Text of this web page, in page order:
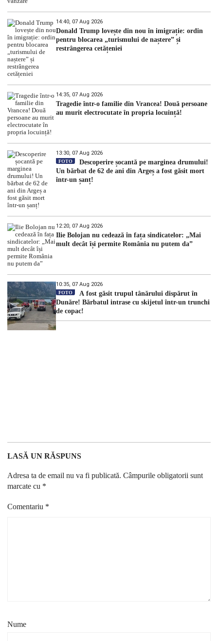
14:40, 07 Aug 2026
Donald Trump lovește din nou în imigrație: ordin
pentru blocarea „turismului de naștere” și
restrângerea cetățeniei
14:35, 07 Aug 2026
Tragedie într-o familie din Vrancea! Două persoane
au murit electrocutate în propria locuință!
13:30, 07 Aug 2026
FOTO
Descoperire șocantă pe marginea drumului!
Un bărbat de 62 de ani din Argeș a fost găsit mort
într-un șanț!
12:20, 07 Aug 2026
Ilie Bolojan nu cedează în fața sindicatelor: „Mai
mult decât își permite România nu putem da”
10:35, 07 Aug 2026
FOTO
A fost găsit trupul tânărului dispărut în
Dunăre! Bărbatul intrase cu skijetul într-un trunchi
de copac!
LASĂ UN RĂSPUNS
Adresa ta de email nu va fi publicată. Câmpurile obligatorii sunt
marcate cu *
Comentariu *
Nume